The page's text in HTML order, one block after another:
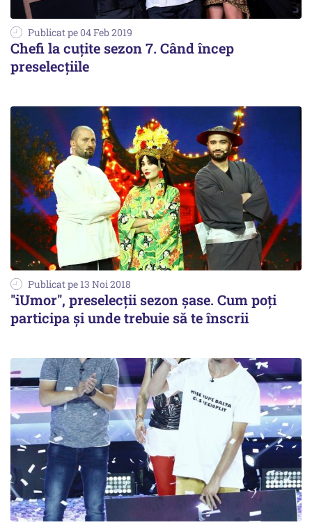
Publicat pe 04 Feb 2019
Chefi la cuțite sezon 7. Când încep
preselecțiile
Publicat pe 13 Noi 2018
''iUmor'', preselecții sezon șase. Cum poți
participa și unde trebuie să te înscrii